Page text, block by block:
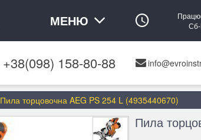
МЕНЮ
Сб-
+38(098) 158-80-88
Пила торцовочна AEG PS 254 L (4935440670)
Пила